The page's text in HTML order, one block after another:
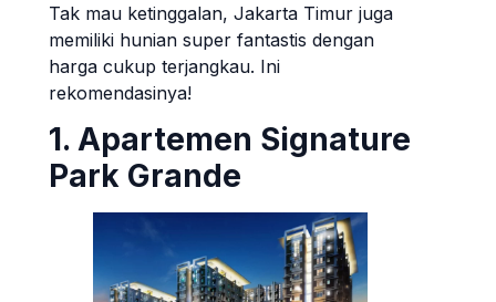
Tak mau ketinggalan, Jakarta Timur juga
memiliki hunian super fantastis dengan
harga cukup terjangkau. Ini
rekomendasinya!
1. Apartemen Signature
Park Grande